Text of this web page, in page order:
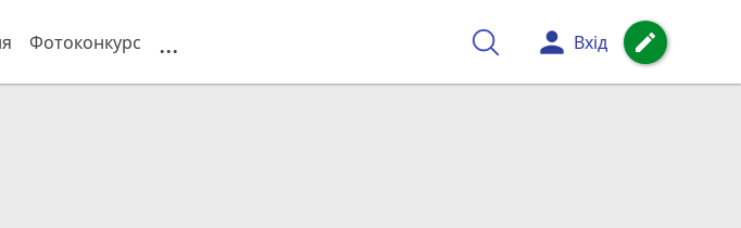
person Вхід create
Фотоконкурс ...